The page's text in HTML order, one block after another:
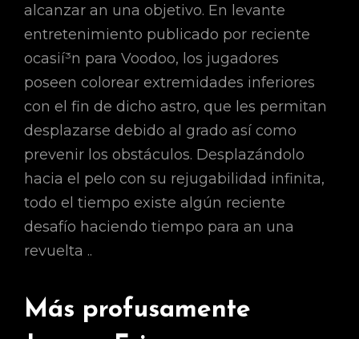
alcanzar an una objetivo. En levante
entretenimiento publicado por reciente
ocasií³n para Voodoo, los jugadores
poseen colorear extremidades inferiores
con el fin de dicho astro, que les permitan
desplazarse debido al grado así­ como
prevenir los obstáculos. Desplazándolo
hacia el pelo con su rejugabilidad infinita,
todo el tiempo existe algún reciente
desafío haciendo tiempo para an una
revuelta ..
Más profusamente